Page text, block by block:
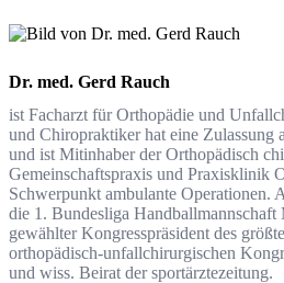
Dr. med. Gerd Rauch
ist Facharzt für Orthopädie und
und Chiropraktiker hat eine Zulassung
und ist Mitinhaber der Orthopädisch
Gemeinschaftspraxis und Praxisklinik
Schwerpunkt ambulante Operationen.
die 1. Bundesliga
gewählter Kongresspräsident des
orthopädisch-unfallchirurgischen
und wiss. Beirat der sportärztezeitung.